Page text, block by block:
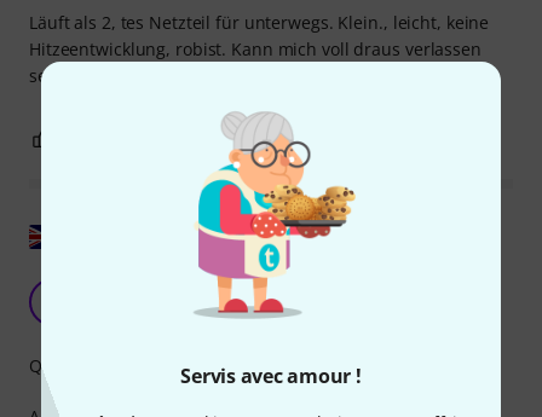
Servis avec amour !
Läuft als 2, tes Netzteil für unterwegs. Klein., leicht, keine
Hitzeentwicklung, robist. Kann mich voll draus verlassen
seit 6 Monaten
SIGNALER L'ÉVALUATION
Afficher l'original
Je travaille depuis près de 5 ans 24h/24 et 7j/7
Roook 06.02.2019
Qualité de fabrication